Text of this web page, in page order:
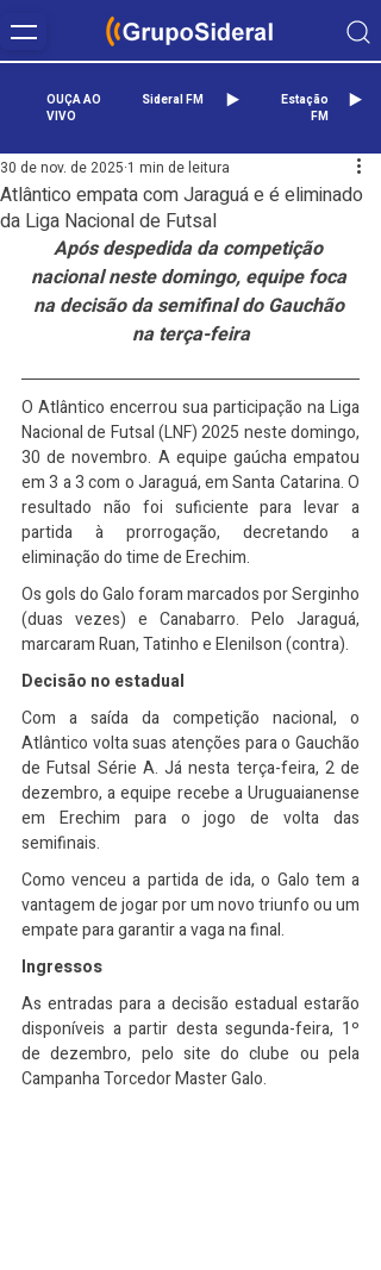
OUÇA AO
VIVO
Sideral FM
Estação
FM
Atlântico empata com Jaraguá e é eliminado
da Liga Nacional de Futsal
30 de nov. de 2025 1 min de leitura
Após despedida da competição
nacional neste domingo, equipe foca
na decisão da semifinal do Gauchão
na terça-feira
O Atlântico encerrou sua participação na Liga
Nacional de Futsal (LNF) 2025 neste domingo,
30 de novembro. A equipe gaúcha empatou
em 3 a 3 com o Jaraguá, em Santa Catarina. O
resultado não foi suficiente para levar a
partida à prorrogação, decretando a
eliminação do time de Erechim.
Os gols do Galo foram marcados por Serginho
(duas vezes) e Canabarro. Pelo Jaraguá,
marcaram Ruan, Tatinho e Elenilson (contra).
Decisão no estadual
Com a saída da competição nacional, o
Atlântico volta suas atenções para o Gauchão
de Futsal Série A. Já nesta terça-feira, 2 de
dezembro, a equipe recebe a Uruguaianense
em Erechim para o jogo de volta das
semifinais.
Como venceu a partida de ida, o Galo tem a
vantagem de jogar por um novo triunfo ou um
empate para garantir a vaga na final.
Ingressos
As entradas para a decisão estadual estarão
disponíveis a partir desta segunda-feira, 1º
de dezembro, pelo site do clube ou pela
Campanha Torcedor Master Galo.